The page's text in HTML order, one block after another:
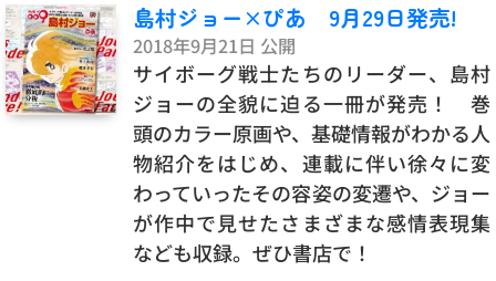
島村ジョー×ぴあ 9月29日発売!
2018年9月21日 公開
サイボーグ戦士たちのリーダー、島村
ジョーの全貌に迫る一冊が発売！ 巻
頭のカラー原画や、基礎情報がわかる人
物紹介をはじめ、連載に伴い徐々に変
わっていったその容姿の変遷や、ジョー
が作中で見せたさまざまな感情表現集
なども収録。ぜひ書店で！